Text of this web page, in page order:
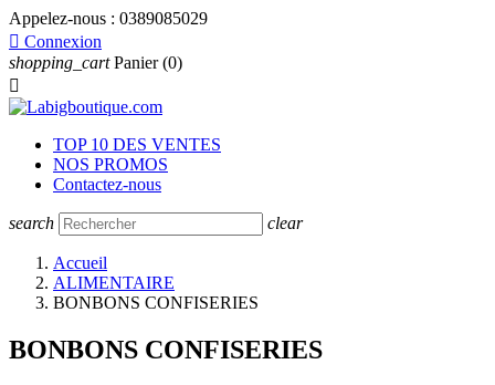
Appelez-nous : 0389085029
 Connexion
shopping_cart Panier (0)

TOP 10 DES VENTES
NOS PROMOS
Contactez-nous
search clear
Accueil
ALIMENTAIRE
BONBONS CONFISERIES
BONBONS CONFISERIES